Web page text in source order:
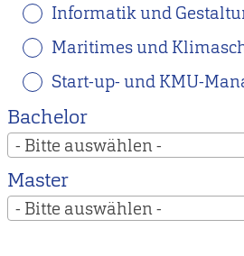
Informatik und
Maritimes und
Start-up- und KMU-
Bachelor
- Bitte auswählen -
Master
- Bitte auswählen -